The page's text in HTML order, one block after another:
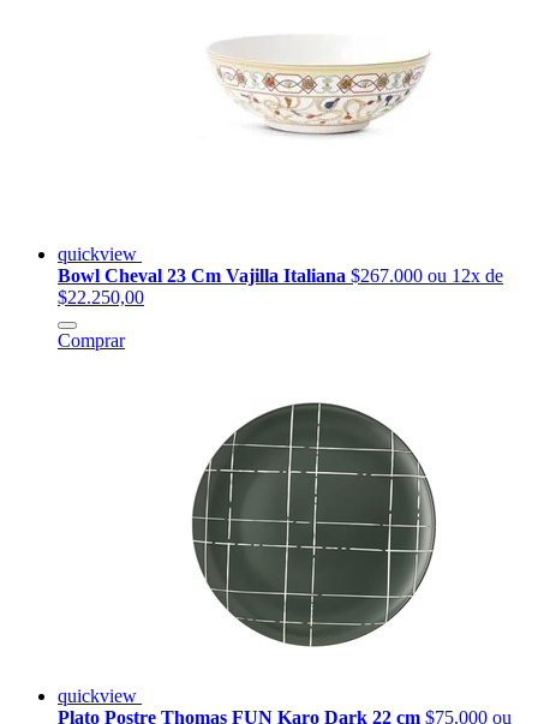
quickview
Bowl Cheval 23 Cm Vajilla Italiana $267.000 ou 12x de
$22.250,00
Comprar
quickview
Plato Postre Thomas FUN Karo Dark 22 cm $75.000 ou